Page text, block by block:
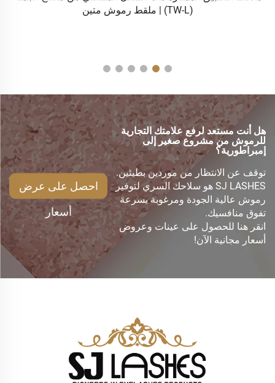
الرموش مع أنبوب ملصق يُفعَّل بالأشعة فوق البنفسجية | أنبوب
هل أنت مستعد لرفع علامتك التجارية
للرموش من مشروع صغير إلى
إمبراطورية؟
توقف عن الانتظار من موردين بطيئين.
SJ LASHES هو سلاحك السري لتوفير
رموش عالية الجودة ومرغوبة بسرعة
تفوق منافسيك.
انقر هنا للحصول على عينات وعروض
أسعار مجانية الآن!
احصل على عرض
أسعار